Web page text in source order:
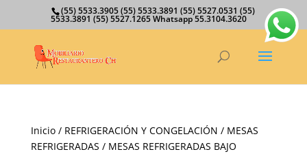
(55) 5533.3905 (55) 5533.3891 (55) 5527.0531 (55)
5533.3891 (55) 5527.1265 Whatsapp 55.3104.3620
Inicio/ REFRIGERACIÓN Y CONGELACIÓN / MESAS
REFRIGERADAS / MESAS REFRIGERADAS BAJO